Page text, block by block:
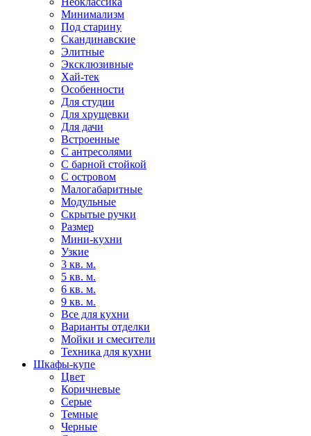
Минимализм
Под старину
Скандинавские
Элитные
Эксклюзивные
Хай-тек
Особенности
Для студии
Для хрущевки
Для дачи
Встроенные
С антресолями
С барной стойкой
С островом
Малогабаритные
Модульные
Скрытые ручки
Размер
Мини-кухни
Узкие
3 кв. м.
5 кв. м.
6 кв. м.
9 кв. м.
Все для кухни
Варианты отделки
Мойки и смесители
Техника для кухни
Шкафы-купе
Цвет
Коричневые
Серые
Темные
Черные